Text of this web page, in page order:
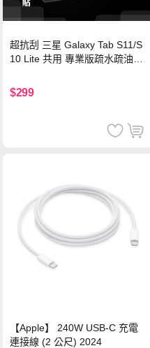
超抗刮 三星 Galaxy Tab S11/S
10 Lite 共用 專業版疏水疏油9H
$299
【Apple】 240W USB-C 充電
連接線 (2 公尺) 2024